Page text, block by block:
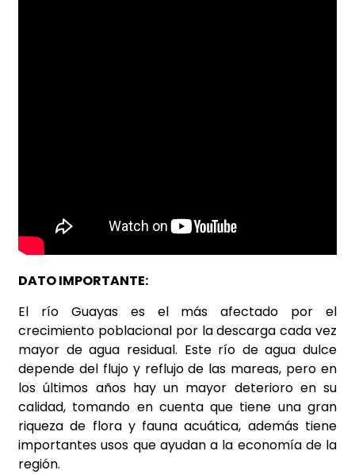
DATO IMPORTANTE:
El río Guayas es el más afectado por el
crecimiento poblacional por la descarga cada vez
mayor de agua residual. Este río de agua dulce
depende del flujo y reflujo de las mareas, pero en
los últimos años hay un mayor deterioro en su
calidad, tomando en cuenta que tiene una gran
riqueza de flora y fauna acuática, además tiene
importantes usos que ayudan a la economía de la
región.